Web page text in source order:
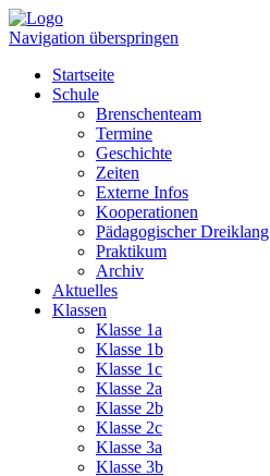
Navigation überspringen
Startseite
Schule
Brenschenteam
Termine
Geschichte
Zeiten
Externe Infos
Kooperationen
Pädagogischer Dreiklang
Praktikum
Archiv
Aktuelles
Klassen
Klasse 1a
Klasse 1b
Klasse 1c
Klasse 2a
Klasse 2b
Klasse 2c
Klasse 3a
Klasse 3b